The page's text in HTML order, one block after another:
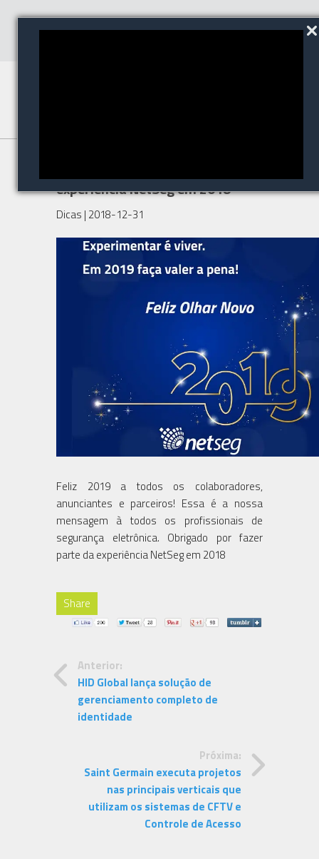
experiência NetSeg em 2018
Dicas | 2018-12-31
Feliz 2019 a todos os colaboradores,
anunciantes e parceiros! Essa é a nossa
mensagem à todos os profissionais de
segurança eletrônica. Obrigado por fazer
parte da experiência NetSeg em 2018
Share
Anterior:
HID Global lança solução de
gerenciamento completo de
identidade
Próxima:
Saint Germain executa projetos
nas principais verticais que
utilizam os sistemas de CFTV e
Controle de Acesso